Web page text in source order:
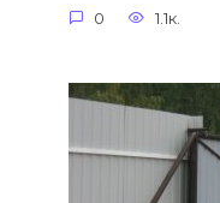
0 1.1к.